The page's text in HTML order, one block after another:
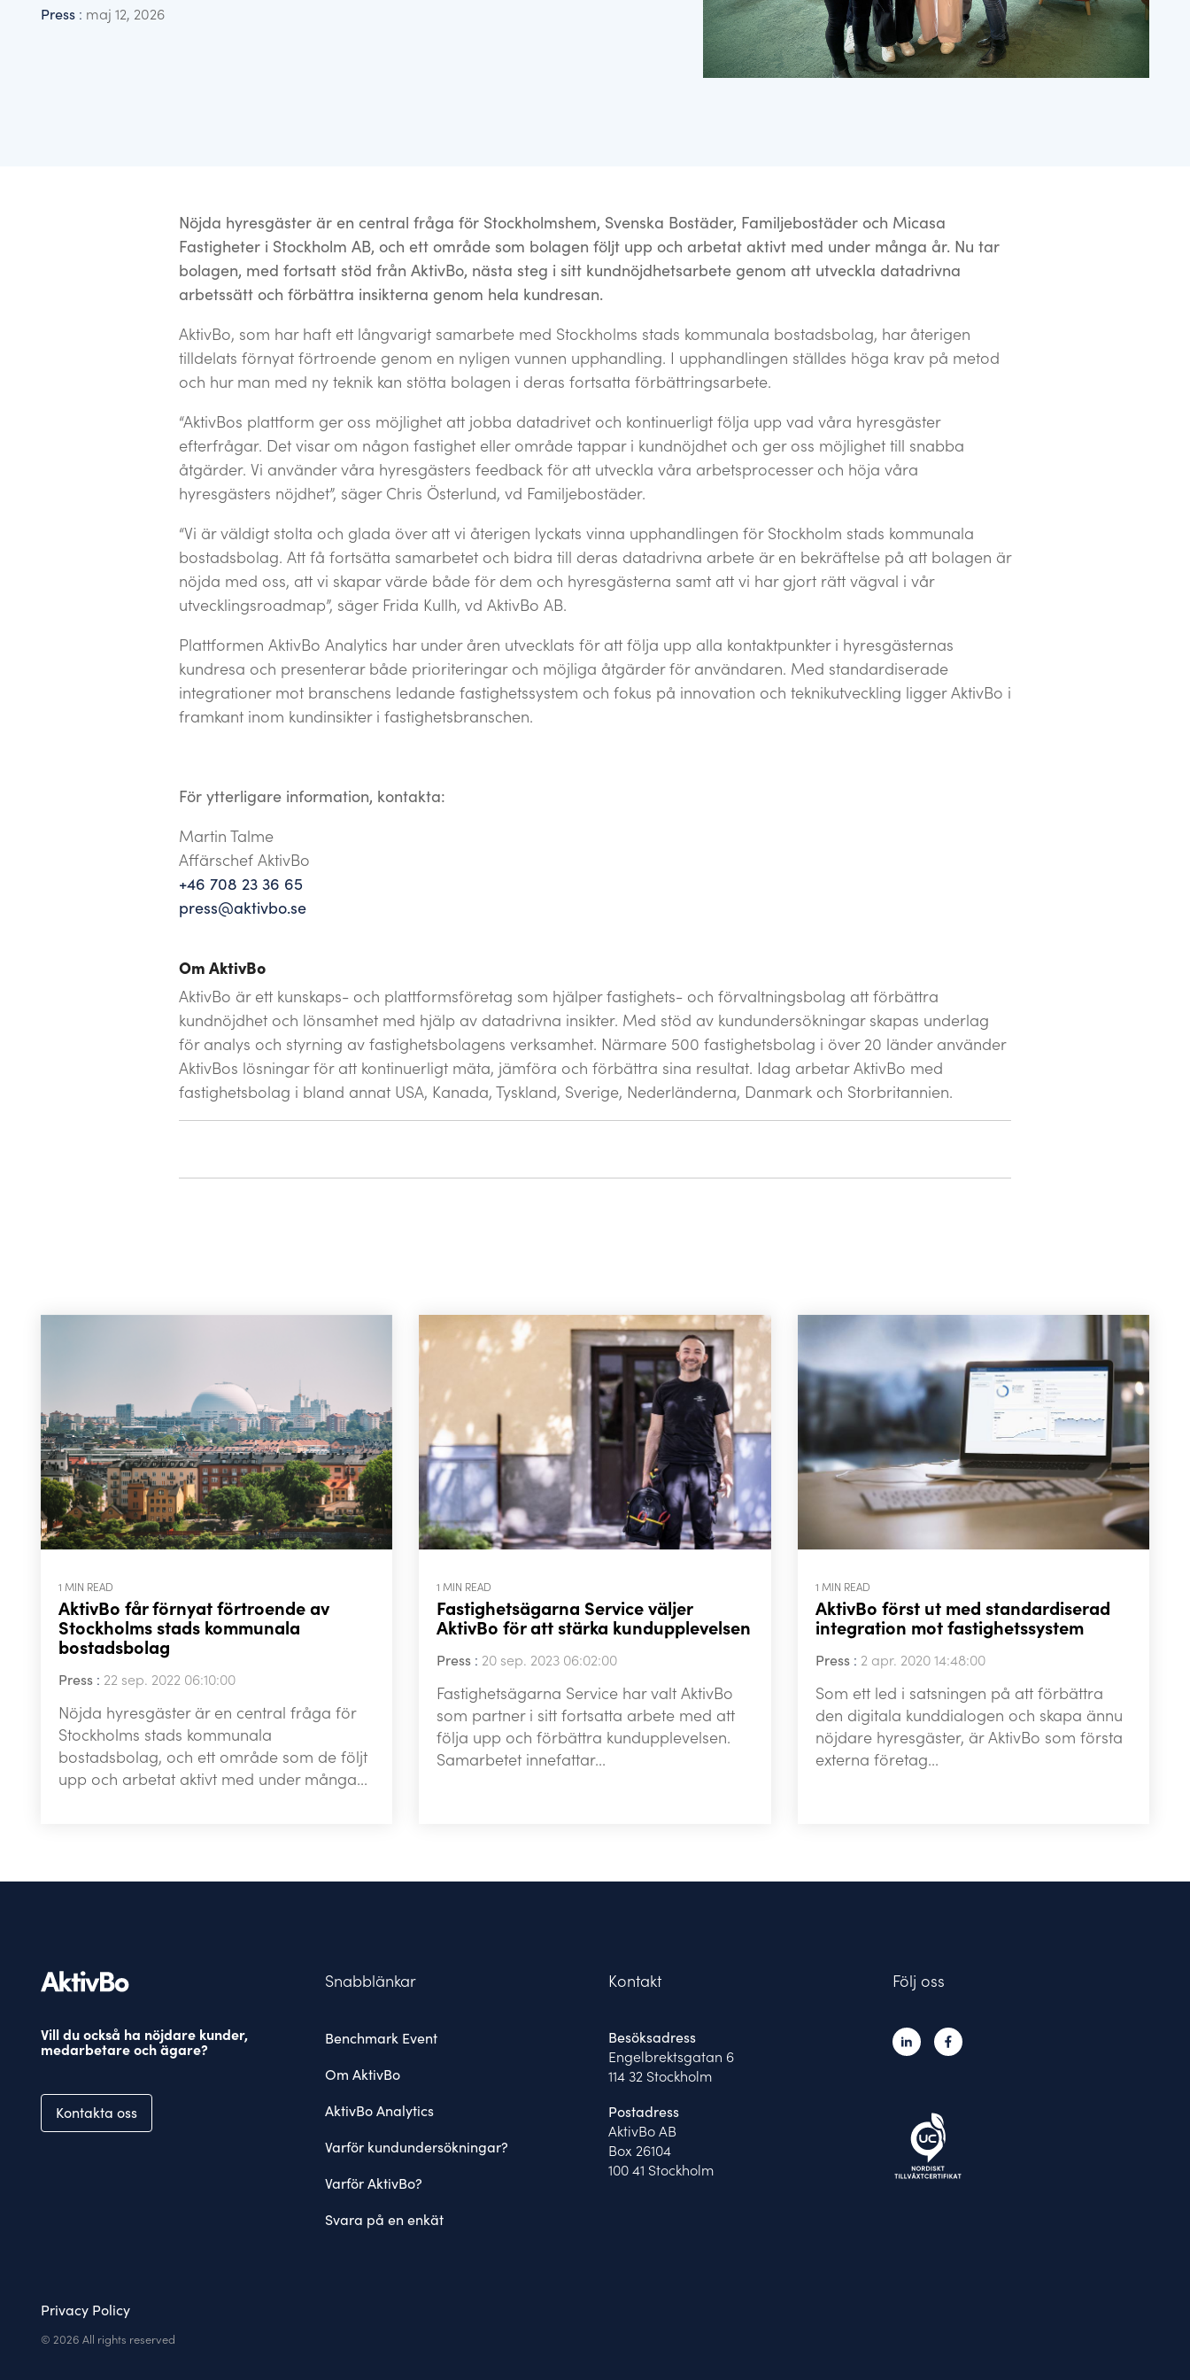
Benchmarking – använd best practice
Här hittar du våra senaste nyheter, pressmaterial och kontaktuppgifter.
Press : maj 12, 2026
Nöjda hyresgäster är en central fråga för Stockholmshem, Svenska Bostäder, Familjebostäder och Micasa
Fastigheter i Stockholm AB, och ett område som bolagen följt upp och arbetat aktivt med under många år. Nu tar
bolagen, med fortsatt stöd från AktivBo, nästa steg i sitt kundnöjdhetsarbete genom att utveckla datadrivna
arbetssätt och förbättra insikterna genom hela kundresan.
AktivBo, som har haft ett långvarigt samarbete med Stockholms stads kommunala bostadsbolag, har återigen
tilldelats förnyat förtroende genom en nyligen vunnen upphandling. I upphandlingen ställdes höga krav på metod
och hur man med ny teknik kan stötta bolagen i deras fortsatta förbättringsarbete.
“AktivBos plattform ger oss möjlighet att jobba datadrivet och kontinuerligt följa upp vad våra hyresgäster
efterfrågar. Det visar om någon fastighet eller område tappar i kundnöjdhet och ger oss möjlighet till snabba
åtgärder. Vi använder våra hyresgästers feedback för att utveckla våra arbetsprocesser och höja våra
hyresgästers nöjdhet”, säger Chris Österlund, vd Familjebostäder.
“Vi är väldigt stolta och glada över att vi återigen lyckats vinna upphandlingen för Stockholm stads kommunala
bostadsbolag. Att få fortsätta samarbetet och bidra till deras datadrivna arbete är en bekräftelse på att bolagen är
nöjda med oss, att vi skapar värde både för dem och hyresgästerna samt att vi har gjort rätt vägval i vår
utvecklingsroadmap”, säger Frida Kullh, vd AktivBo AB.
Plattformen AktivBo Analytics har under åren utvecklats för att följa upp alla kontaktpunkter i hyresgästernas
kundresa och presenterar både prioriteringar och möjliga åtgärder för användaren. Med standardiserade
integrationer mot branschens ledande fastighetssystem och fokus på innovation och teknikutveckling ligger AktivBo i
framkant inom kundinsikter i fastighetsbranschen.
För ytterligare information, kontakta:
Martin Talme
Affärschef AktivBo
+46 708 23 36 65
press@aktivbo.se
Om AktivBo
AktivBo är ett kunskaps- och plattformsföretag som hjälper fastighets- och förvaltningsbolag att förbättra
kundnöjdhet och lönsamhet med hjälp av datadrivna insikter. Med stöd av kundundersökningar skapas underlag
för analys och styrning av fastighetsbolagens verksamhet. Närmare 500 fastighetsbolag i över 20 länder använder
AktivBos lösningar för att kontinuerligt mäta, jämföra och förbättra sina resultat. Idag arbetar AktivBo med
fastighetsbolag i bland annat USA, Kanada, Tyskland, Sverige, Nederländerna, Danmark och Storbritannien.
1 MIN READ
AktivBo får förnyat förtroende av
Stockholms stads kommunala
bostadsbolag
Press : 22 sep. 2022 06:10:00
Nöjda hyresgäster är en central fråga för
Stockholms stads kommunala
bostadsbolag, och ett område som de följt
upp och arbetat aktivt med under många...
1 MIN READ
Fastighetsägarna Service väljer
AktivBo för att stärka kundupplevelsen
Press : 20 sep. 2023 06:02:00
Fastighetsägarna Service har valt AktivBo
som partner i sitt fortsatta arbete med att
följa upp och förbättra kundupplevelsen.
Samarbetet innefattar...
1 MIN READ
AktivBo först ut med standardiserad
integration mot fastighetssystem
Press: 2 apr. 2020 14:48:00
Som ett led i satsningen på att förbättra
den digitala kunddialogen och skapa ännu
nöjdare hyresgäster, är AktivBo som första
externa företag...
Vill du också ha nöjdare kunder,
medarbetare och ägare?
Kontakta oss
Snabblänkar
Benchmark Event
Om AktivBo
AktivBo Analytics
Varför kundundersökningar?
Varför AktivBo?
Svara på en enkät
Kontakt
Besöksadress
Engelbrektsgatan 6
114 32 Stockholm
Postadress
AktivBo AB
Box 26104
100 41 Stockholm
Följ oss
Privacy Policy
© 2026 All rights reserved